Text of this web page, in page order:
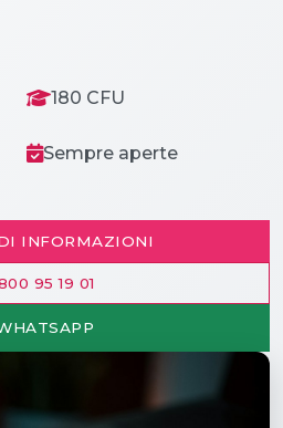
180 CFU
Sempre aperte
INFORMAZIONI
95 19 01